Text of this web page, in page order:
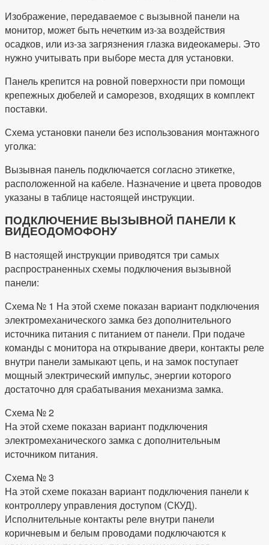
Изображение, передаваемое с вызывной панели на
монитор, может быть нечетким из-за воздействия
осадков, или из-за загрязнения глазка видеокамеры. Это
нужно учитывать при выборе места для установки.
Панель крепится на ровной поверхности при помощи
крепежных дюбелей и саморезов, входящих в комплект
поставки.
Схема установки панели без использования монтажного
уголка:
Вызывная панель подключается согласно этикетке,
расположенной на кабеле. Назначение и цвета проводов
указаны в таблице настоящей инструкции.
ПОДКЛЮЧЕНИЕ ВЫЗЫВНОЙ ПАНЕЛИ К
ВИДЕОДОМОФОНУ
В настоящей инструкции приводятся три самых
распространенных схемы подключения вызывной
панели:
Схема № 1 На этой схеме показан вариант подключения
электромеханического замка без дополнительного
источника питания с питанием от панели. При подаче
команды с монитора на открывание двери, контакты реле
внутри панели замыкают цепь, и на замок поступает
мощный электрический импульс, энергии которого
достаточно для срабатывания механизма замка.
Схема № 2
На этой схеме показан вариант подключения
электромеханического замка с дополнительным
источником питания.
Схема № 3
На этой схеме показан вариант подключения панели к
контроллеру управления доступом (СКУД).
Исполнительные контакты реле внутри панели
коричневым и белым проводами подключаются к